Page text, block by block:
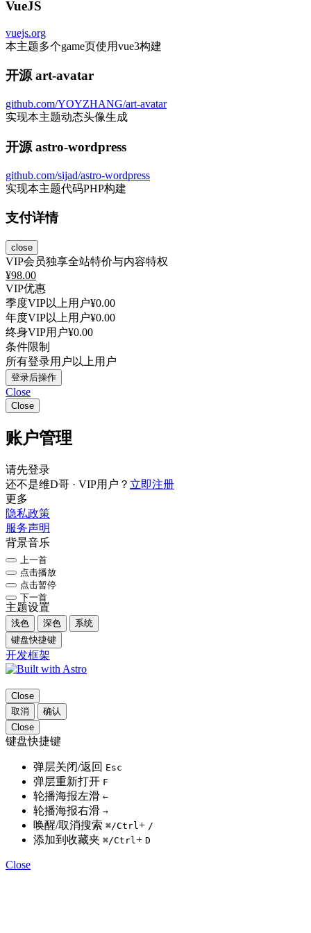
VueJS
vuejs.org
本主题多个game页使用vue3构建
开源 art-avatar
github.com/YOYZHANG/art-avatar
实现本主题动态头像生成
开源 astro-wordpress
github.com/sijad/astro-wordpress
实现本主题代码PHP构建
支付详情
close
VIP会员独享全站特价与内容特权
¥98.00
VIP优惠
季度VIP以上用户¥0.00
年度VIP以上用户¥0.00
终身VIP用户¥0.00
条件限制
所有登录用户以上用户
登录后操作
Close
Close
账户管理
请先登录
还不是维D哥 · VIP用户？ 立即注册
更多
隐私政策
服务声明
背景音乐
上一首
点击播放
点击暂停
下一首
主题设置
浅色 深色
系统
键盘快捷键
开发框架
Close
取消
确认
Close
键盘快捷键
弹层关闭/返回 Esc
弹层重新打开 F
轮播海报左滑 ←
轮播海报右滑 →
唤醒/取消搜索 ⌘/Ctrl + /
添加到收藏夹 ⌘/Ctrl + D
Close